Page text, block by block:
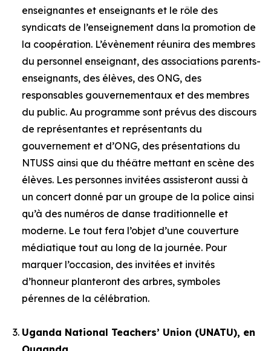
enseignantes et enseignants et le rôle des
syndicats de l’enseignement dans la promotion de
la coopération. L’évènement réunira des membres
du personnel enseignant, des associations parents-
enseignants, des élèves, des ONG, des
responsables gouvernementaux et des membres
du public. Au programme sont prévus des discours
de représentantes et représentants du
gouvernement et d’ONG, des présentations du
NTUSS ainsi que du théâtre mettant en scène des
élèves. Les personnes invitées assisteront aussi à
un concert donné par un groupe de la police ainsi
qu’à des numéros de danse traditionnelle et
moderne. Le tout fera l’objet d’une couverture
médiatique tout au long de la journée. Pour
marquer l’occasion, des invitées et invités
d’honneur planteront des arbres, symboles
pérennes de la célébration.
Uganda National Teachers’ Union (UNATU), en